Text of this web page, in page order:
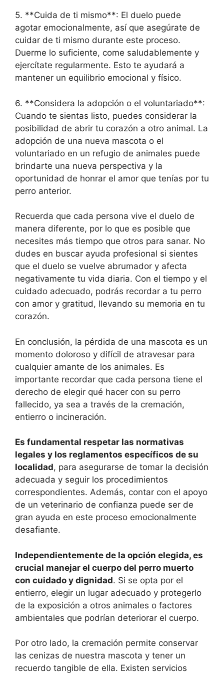
5. **Cuida de ti mismo**: El duelo puede
agotar emocionalmente, así que asegúrate de
cuidar de ti mismo durante este proceso.
Duerme lo suficiente, come saludablemente y
ejercítate regularmente. Esto te ayudará a
mantener un equilibrio emocional y físico.
6. **Considera la adopción o el voluntariado**:
Cuando te sientas listo, puedes considerar la
posibilidad de abrir tu corazón a otro animal. La
adopción de una nueva mascota o el
voluntariado en un refugio de animales puede
brindarte una nueva perspectiva y la
oportunidad de honrar el amor que tenías por tu
perro anterior.
Recuerda que cada persona vive el duelo de
manera diferente, por lo que es posible que
necesites más tiempo que otros para sanar. No
dudes en buscar ayuda profesional si sientes
que el duelo se vuelve abrumador y afecta
negativamente tu vida diaria. Con el tiempo y el
cuidado adecuado, podrás recordar a tu perro
con amor y gratitud, llevando su memoria en tu
corazón.
En conclusión, la pérdida de una mascota es un
momento doloroso y difícil de atravesar para
cualquier amante de los animales. Es
importante recordar que cada persona tiene el
derecho de elegir qué hacer con su perro
fallecido, ya sea a través de la cremación,
entierro o incineración.
Es fundamental respetar las normativas
legales y los reglamentos específicos de su
localidad, para asegurarse de tomar la decisión
adecuada y seguir los procedimientos
correspondientes. Además, contar con el apoyo
de un veterinario de confianza puede ser de
gran ayuda en este proceso emocionalmente
desafiante.
Independientemente de la opción elegida, es
crucial manejar el cuerpo del perro muerto
con cuidado y dignidad. Si se opta por el
entierro, elegir un lugar adecuado y protegerlo
de la exposición a otros animales o factores
ambientales que podrían deteriorar el cuerpo.
Por otro lado, la cremación permite conservar
las cenizas de nuestra mascota y tener un
recuerdo tangible de ella. Existen servicios